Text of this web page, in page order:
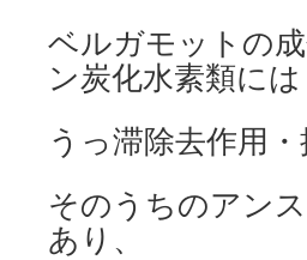
ベルガモットの
ン炭化水素類には
うっ滞除去作用
そのうちのアン
あり、